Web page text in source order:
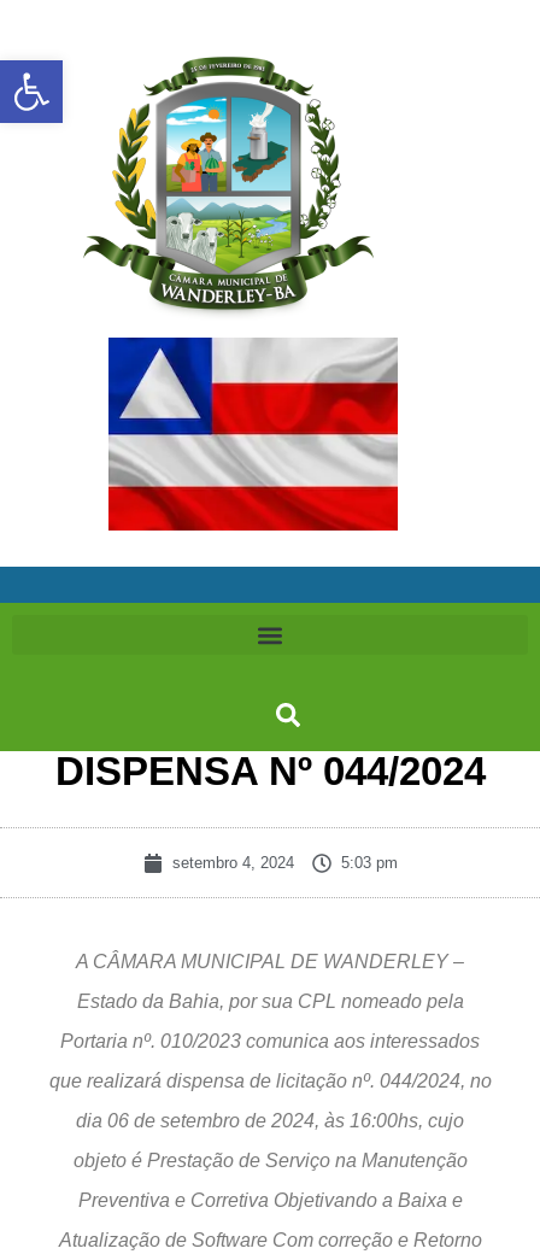
DISPENSA Nº 044/2024
setembro 4, 2024 5:03 pm
A CÂMARA MUNICIPAL DE WANDERLEY –
Estado da Bahia, por sua CPL nomeado pela
Portaria nº. 010/2023 comunica aos interessados
que realizará dispensa de licitação nº. 044/2024, no
dia 06 de setembro de 2024, às 16:00hs, cujo
objeto é Prestação de Serviço na Manutenção
Preventiva e Corretiva Objetivando a Baixa e
Atualização de Software Com correção e Retorno
Abrir a barra de ferramentas